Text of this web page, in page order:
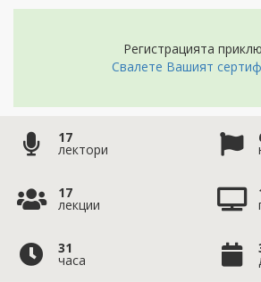
Регистрацията
Свалете Вашият
17
лектори
17
лекции
31
часа